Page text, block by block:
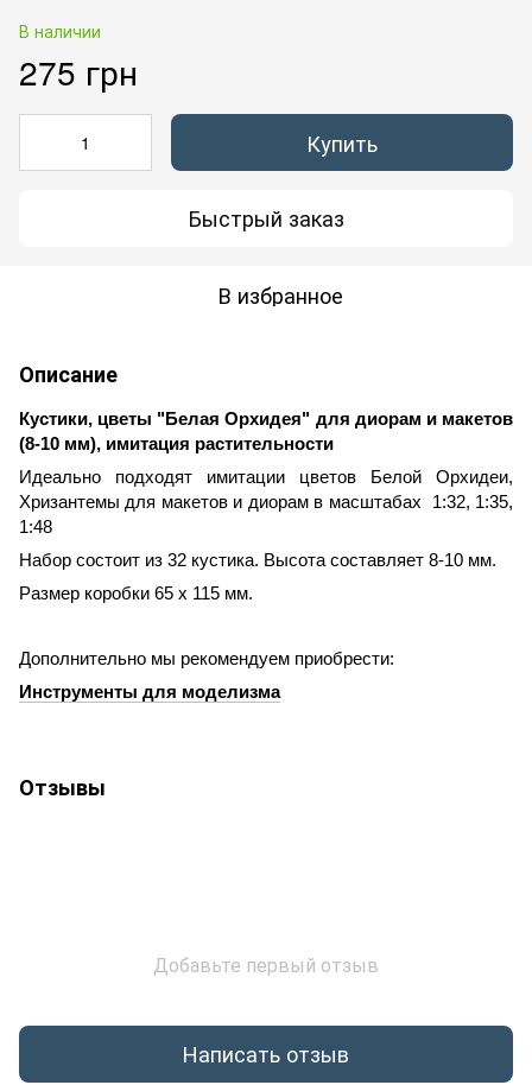
В наличии
275 грн
Купить
Быстрый заказ
В избранное
Описание
Кустики, цветы "Белая Орхидея" для диорам и макетов
(8-10 мм), имитация растительности
Идеально подходят имитации цветов Белой Орхидеи,
Хризантемы для макетов и диорам в масштабах 1:32, 1:35,
1:48
Набор состоит из 32 кустика. Высота составляет 8-10 мм.
Размер коробки 65 х 115 мм.
Дополнительно мы рекомендуем приобрести:
Инструменты для моделизма
Отзывы
Добавьте первый отзыв
Написать отзыв